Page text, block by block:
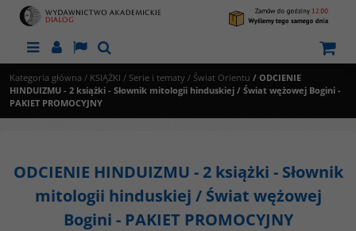
MenuPanelLangSzukaj
Kategoria główna / KSIĄŻKI / Serie i tematy / Świat Orientu / ODCIENIE
HINDUIZMU - 2 książki - Słownik mitologii hinduskiej / Świat wężowej Bogini -
PAKIET PROMOCYJNY
ODCIENIE HINDUIZMU - 2 książki - Słownik
mitologii hinduskiej / Świat wężowej
Bogini - PAKIET PROMOCYJNY